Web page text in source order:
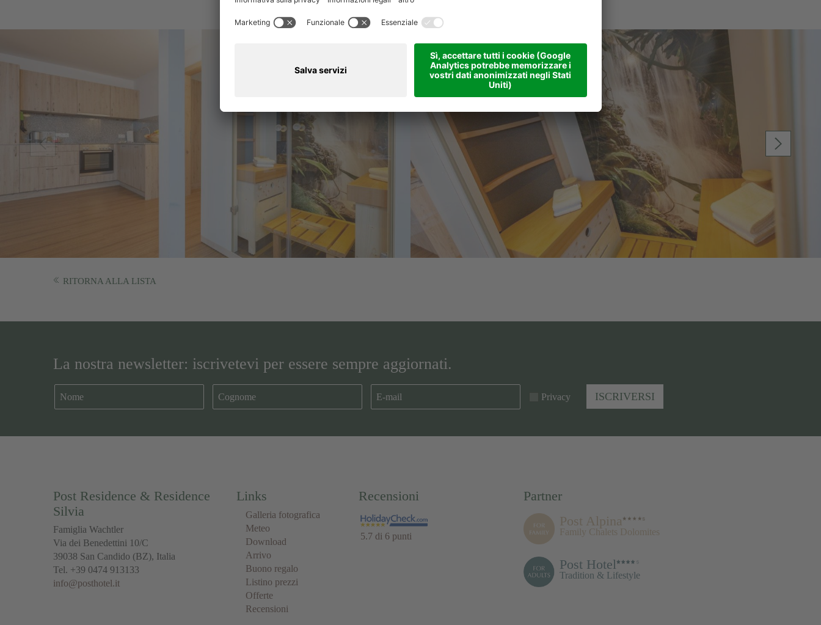
RITORNA ALLA LISTA
La nostra newsletter: iscrivetevi per essere sempre aggiornati.
Privacy ISCRIVERSI
Post Residence & Residence
Silvia
Famiglia Wachtler
Via dei Benedettini 10/C
39038 San Candido (BZ), Italia
Tel. +39 0474 913133
info@posthotel.it
Links
Galleria fotografica
Meteo
Download
Arrivo
Buono regalo
Listino prezzi
Offerte
Recensioni
Recensioni
5.7 di 6 punti
Partner
Post Alpina
Family Chalets Dolomites
Post Hotel
Tradition & Lifestyle